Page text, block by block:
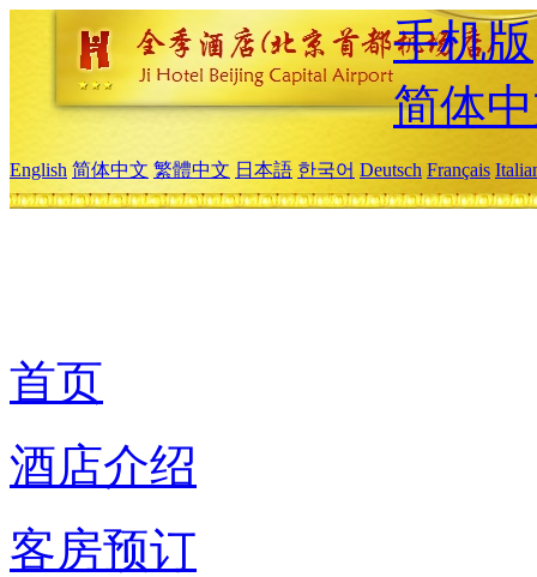
手机版
简体
English 简体中文 繁體中文 日本語 한국어 Deutsch Français
首页
酒店介绍
客房预订